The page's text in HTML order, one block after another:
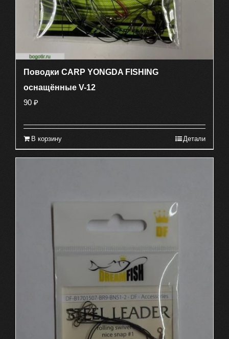
Поводки CARP YONGDA FISHING
оснащённые V-12
90 ₽
В корзину Детали